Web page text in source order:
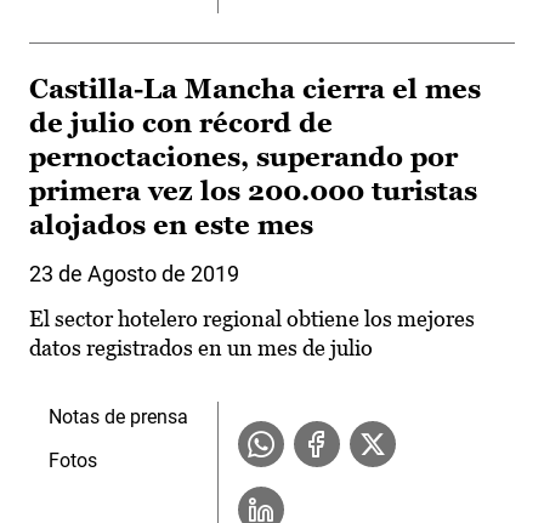
Castilla-La Mancha cierra el mes
de julio con récord de
pernoctaciones, superando por
primera vez los 200.000 turistas
alojados en este mes
23 de Agosto de 2019
El sector hotelero regional obtiene los mejores
datos registrados en un mes de julio
Notas de prensa
Fotos